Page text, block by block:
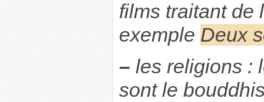
films traitant de
exemple Deux
– les religions :
sont le